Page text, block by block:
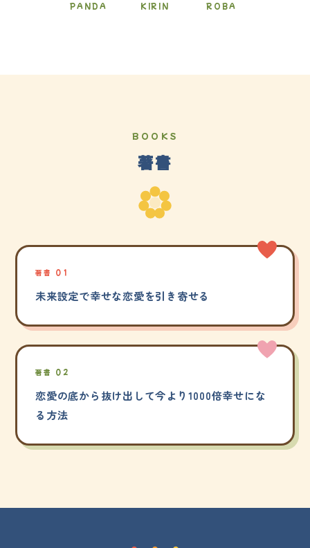
PANDA KIRIN ROBA
BOOKS
著書
著書 01
未来設定で幸せな恋愛を引き寄せる
著書 02
恋愛の底から抜け出して今より1000倍幸せにな
る方法